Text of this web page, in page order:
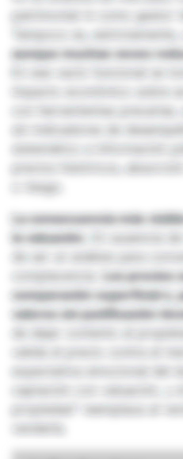
patrimonial ni como gestor
Tampoco es,
aunque muchas veces
En ese vacío funcional se
impacto económico sobre
con herramientas
sin indicadores de
sistemático a información
precios históricos,
o riesgo.
La consecuencia más
la valuación.
En ausencia
de ser un análisis para
complacencia.
Los precios
comparación superficial o,
valores sin justificación
de dejar contento al
valida el precio contra el
expectativa emocional del
captación con valuación, y
propiedad” reemplaza al
venderla.